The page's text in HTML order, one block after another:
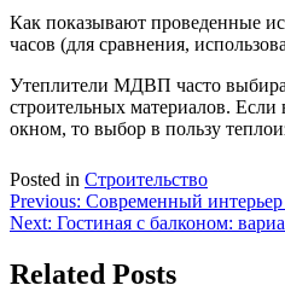
Как показывают проведенные
часов (для сравнения,
Утеплители МДВП часто
строительных материалов.
окном, то выбор в пользу
Posted in Строительство
Навигация
по
записям
Previous: Современный интерьер
Next: Гостиная с балконом:
Related Posts